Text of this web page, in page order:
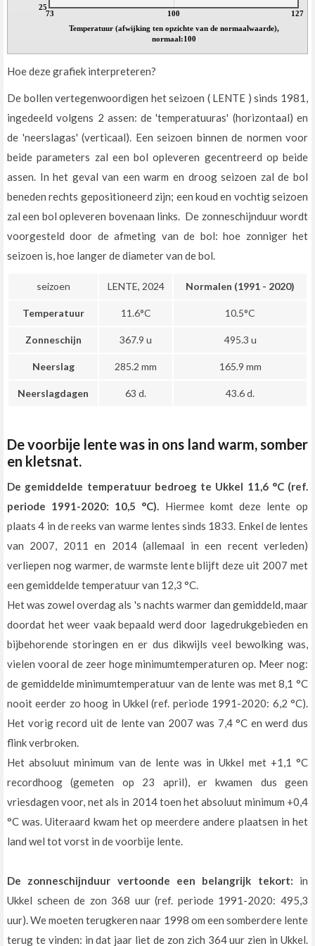
73 100 127
25
Temperatuur (afwijking ten opzichte van de normaalwaarde),
normaal:100
Hoe deze grafiek interpreteren?
De bollen vertegenwoordigen het seizoen ( LENTE ) sinds 1981,
ingedeeld volgens 2 assen: de 'temperatuuras' (horizontaal) en
de 'neerslagas' (verticaal). Een seizoen binnen de normen voor
beide parameters zal een bol opleveren gecentreerd op beide
assen. In het geval van een warm en droog seizoen zal de bol
beneden rechts gepositioneerd zijn; een koud en vochtig seizoen
zal een bol opleveren bovenaan links. De zonneschijnduur wordt
voorgesteld door de afmeting van de bol: hoe zonniger het
seizoen is, hoe langer de diameter van de bol.
seizoen LENTE, 2024 Normalen (1991 - 2020)
Temperatuur 11.6°C 10.5°C
Zonneschijn 367.9 u 495.3 u
Neerslag 285.2 mm 165.9 mm
Neerslagdagen 63 d. 43.6 d.
De voorbije lente was in ons land warm, somber
en kletsnat.
De gemiddelde temperatuur bedroeg te Ukkel 11,6 °C (ref.
periode 1991-2020: 10,5 °C). Hiermee komt deze lente op
plaats 4 in de reeks van warme lentes sinds 1833. Enkel de lentes
van 2007, 2011 en 2014 (allemaal in een recent verleden)
verliepen nog warmer, de warmste lente blijft deze uit 2007 met
een gemiddelde temperatuur van 12,3 °C.
Het was zowel overdag als 's nachts warmer dan gemiddeld, maar
doordat het weer vaak bepaald werd door lagedrukgebieden en
bijbehorende storingen en er dus dikwijls veel bewolking was,
vielen vooral de zeer hoge minimumtemperaturen op. Meer nog:
de gemiddelde minimumtemperatuur van de lente was met 8,1 °C
nooit eerder zo hoog in Ukkel (ref. periode 1991-2020: 6,2 °C).
Het vorig record uit de lente van 2007 was 7,4 °C en werd dus
flink verbroken.
Het absoluut minimum van de lente was in Ukkel met +1,1 °C
recordhoog (gemeten op 23 april), er kwamen dus geen
vriesdagen voor, net als in 2014 toen het absoluut minimum +0,4
°C was. Uiteraard kwam het op meerdere andere plaatsen in het
land wel tot vorst in de voorbije lente.
De zonneschijnduur vertoonde een belangrijk tekort: in
Ukkel scheen de zon 368 uur (ref. periode 1991-2020: 495,3
uur). We moeten terugkeren naar 1998 om een somberdere lente
terug te vinden: in dat jaar liet de zon zich 364 uur zien in Ukkel.